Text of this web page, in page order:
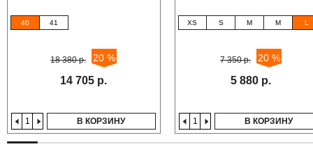
40 41
18 380 р. 20 %
14 705 р.
В КОРЗИНУ
XS S M M L
7 350 р. 20 %
5 880 р.
В КОРЗИНУ